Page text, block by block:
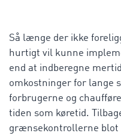
Så længe der ikke
hurtigt vil kunne
end at indberegne
omkostninger for lange
forbrugerne og
tiden som køretid.
grænsekontrollerne blot